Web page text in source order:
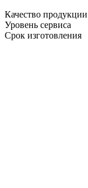
Качество продукции
Уровень сервиса
Срок изготовления